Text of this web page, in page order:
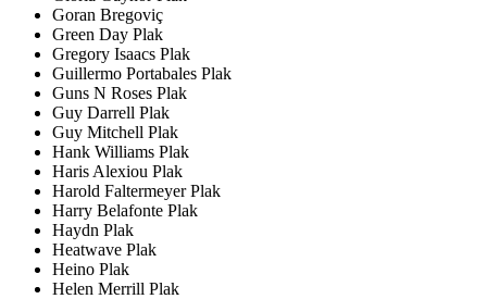
Goran Bregoviç
Green Day Plak
Gregory Isaacs Plak
Guillermo Portabales Plak
Guns N Roses Plak
Guy Darrell Plak
Guy Mitchell Plak
Hank Williams Plak
Haris Alexiou Plak
Harold Faltermeyer Plak
Harry Belafonte Plak
Haydn Plak
Heatwave Plak
Heino Plak
Helen Merrill Plak